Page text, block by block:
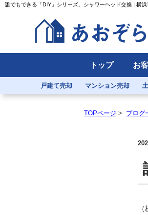
誰でもできる「DIY」シリーズ。シャワーヘッド交換 | 横
トップ お
戸建て売却 マンション売却
TOPページ > ブログ